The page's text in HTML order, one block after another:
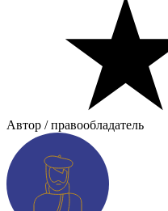
Автор / правообладатель